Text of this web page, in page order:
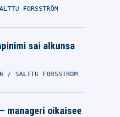
FORSSTRÖM
sai alkunsa
SALTTU FORSSTRÖM
manageri oikaisee